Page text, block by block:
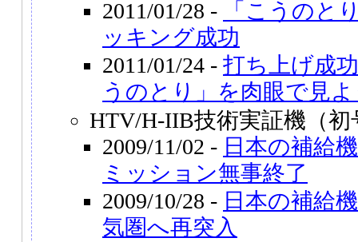
2011/01/28 -
「こうのと
ッキング成功
2011/01/24 - 打ち上げ成
うのとり」を肉眼で見
HTV/H-IIB技術実証機（初
2009/11/02 - 日本の補給
ミッション無事終了
2009/10/28 - 日本の補給
気圏へ再突入